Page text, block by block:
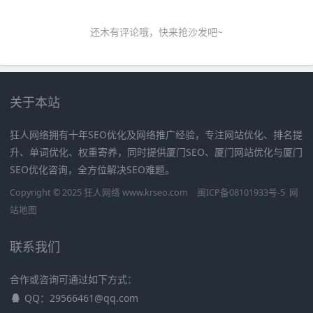
还木有评论哦，快来抢沙发吧~
关于本站
狂人网络拥有十年SEO优化及网络推广经验，专注网站优化、排名提
升、单词优化、权重寄养，同时提供厦门SEO、厦门网站优化与厦门
SEO优化咨询，全方位解决SEO难题。
Copyright © 2025 狂人网络 www.krseo.com 闽ICP备08101933号-5 网
站地图
联系我们
合作或咨询可通过如下方式：
QQ：29566461@qq.com